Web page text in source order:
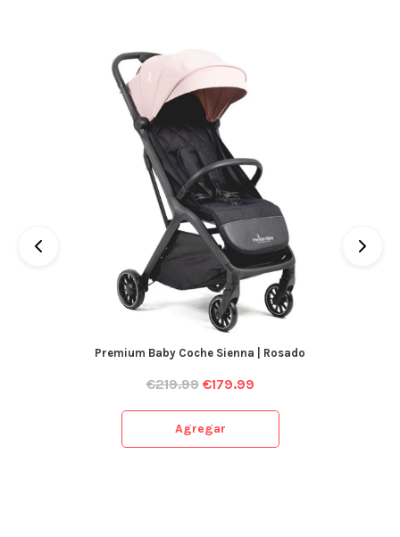
Premium Baby Coche Sienna | Rosado
€219.99 €179.99
Agregar